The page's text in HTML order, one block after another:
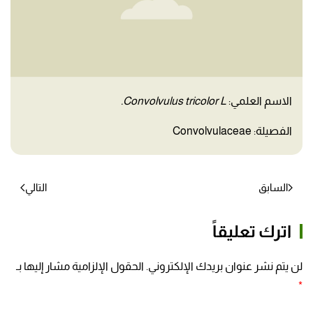
الاسم العلمي: Convolvulus tricolor L.
الفصيلة: Convolvulaceae
السابق التالي
اترك تعليقاً
لن يتم نشر عنوان بريدك الإلكتروني. الحقول الإلزامية مشار إليها بـ
*